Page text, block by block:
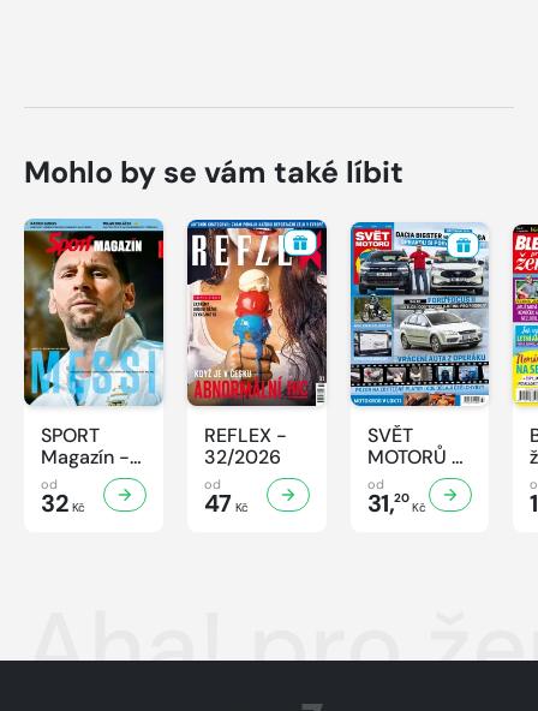
Mohlo by se vám také líbit
SPORT
Magazín -
32/2026
od
32 Kč
REFLEX -
32/2026
od
47 Kč
SVĚT
MOTORŮ -
32/2026
od
31,20
Kč
Aha! pro